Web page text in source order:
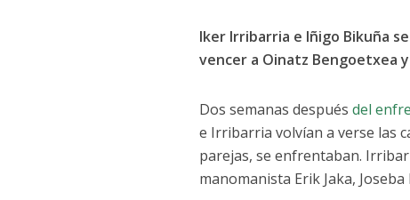
Iker Irribarria e Iñigo Bikuña se
vencer a Oinatz Bengoetxea
Dos semanas después del
e Irribarria volvían a verse las
parejas, se enfrentaban.
manomanista Erik Jaka,